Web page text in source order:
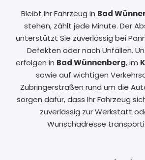
Bleibt Ihr Fahrzeug in Bad
stehen, zählt jede Minute. Der
unterstützt Sie zuverlässig bei
Defekten oder nach Unfällen.
erfolgen in Bad Wünnenberg, im
sowie auf wichtigen
Zubringerstraßen rund um die
sorgen dafür, dass Ihr Fahrzeug
zuverlässig zur Werkstatt
Wunschadresse